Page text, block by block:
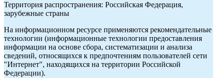
Территория распространения: Российская Федерация,
зарубежные страны
На информационном ресурсе применяются рекомендательные
технологии (информационные технологии предоставления
информации на основе сбора, систематизации и анализа
сведений, относящихся к предпочтениям пользователей сети
"Интернет", находящихся на территории Российской
Федерации).